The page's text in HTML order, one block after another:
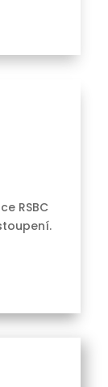
RSBC